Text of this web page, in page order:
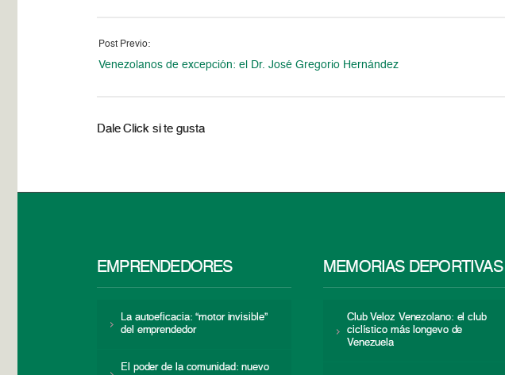
Post Previo:
Venezolanos de excepción: el Dr. José Gregorio Hernández
Dale Click si te gusta
EMPRENDEDORES
La autoeficacia: “motor invisible”
del emprendedor
El poder de la comunidad: nuevo
MEMORIAS DEPORTIVAS
Club Veloz Venezolano: el club
ciclístico más longevo de
Venezuela